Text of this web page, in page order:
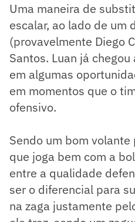
Uma maneira de
escalar, ao lado de um
(provavelmente Diego
Santos. Luan já
em algumas
em momentos que o
ofensivo.
Sendo um bom
que joga bem com a
entre a qualidade
ser o diferencial para
na zaga justamente